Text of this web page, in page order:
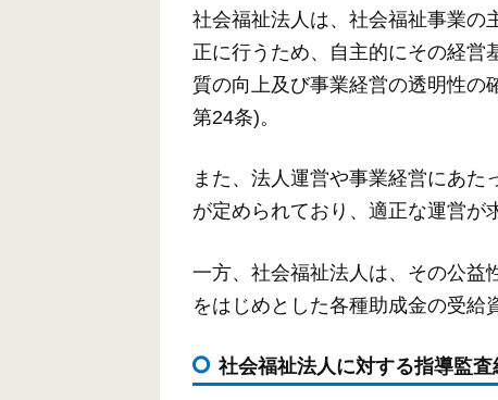
o
k
er
社会福祉法人は、社会福祉事業の
正に行うため、自主的にその経営
質の向上及び事業経営の透明性の
第24条)。
また、法人運営や事業経営にあ
が定められており、適正な運営が
一方、社会福祉法人は、その公益
をはじめとした各種助成金の受給
社会福祉法人に対する指導監査